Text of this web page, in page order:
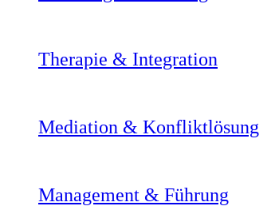
Therapie & Integration
Mediation & Konfliktlösung
Management & Führung